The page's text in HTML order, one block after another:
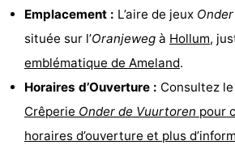
Terrains
jeux
-
de
mini-
Visites
guidées
Sports
Emplacement : L’aire de jeux
située sur l’Oranjeweg à Hollum,
emblématique de Ameland.
Horaires d’Ouverture : Consultez le
Crêperie Onder de Vuurtoren pour
horaires d’ouverture et plus